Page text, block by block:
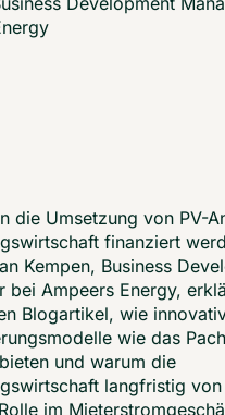
die Umsetzung von PV-
finanziert
Kempen, Business
bei Ampeers Energy,
Blogartikel, wie
wie das
und warum die
langfristig
im